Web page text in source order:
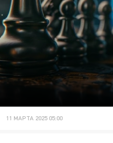
11 МАРТА 2025 05:00